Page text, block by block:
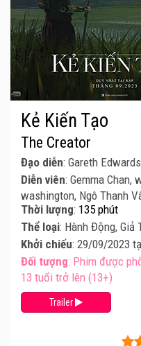
Kẻ Kiến Tạo
The Creator
Đạo diễn: Gareth Edwards
Diễn viên: Gemma Chan,
washington, Ngô Thanh
Thời lượng: 135 phút
Thể loại: Hành Động, Giả
Khởi chiếu: 29/09/2023
Đối tượng: Phim được
13 tuổi trở lên (13+)
Trailer